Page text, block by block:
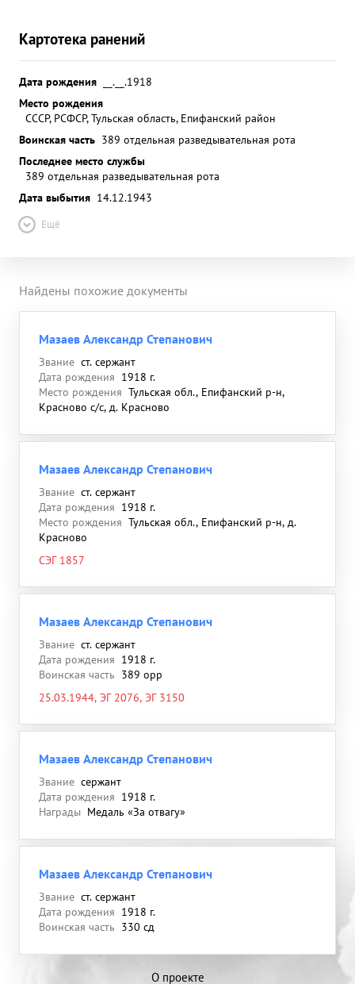
Картотека ранений
Дата рождения
__.__.1918
Место рождения
СССР, РСФСР, Тульская область, Епифанский район
Воинская часть 389 отдельная разведывательная рота
Последнее место службы
389 отдельная разведывательная рота
Дата выбытия 14.12.1943
Ещё
Найдены похожие документы
Мазаев Александр Степанович
Звание ст. сержант
Дата рождения 1918 г.
Место рождения Тульская обл., Епифанский р-н,
Красново с/с, д. Красново
Мазаев Александр Степанович
Звание ст. сержант
Дата рождения 1918 г.
Место рождения Тульская обл., Епифанский р-н, д.
Красново
СЭГ 1857
Мазаев Александр Степанович
Звание ст. сержант
Дата рождения 1918 г.
Воинская часть 389 орр
25.03.1944, ЭГ 2076, ЭГ 3150
Мазаев Александр Степанович
Звание сержант
Дата рождения 1918 г.
Награды Медаль «За отвагу»
Мазаев Александр Степанович
Звание ст. сержант
Дата рождения 1918 г.
Воинская часть 330 сд
О проекте